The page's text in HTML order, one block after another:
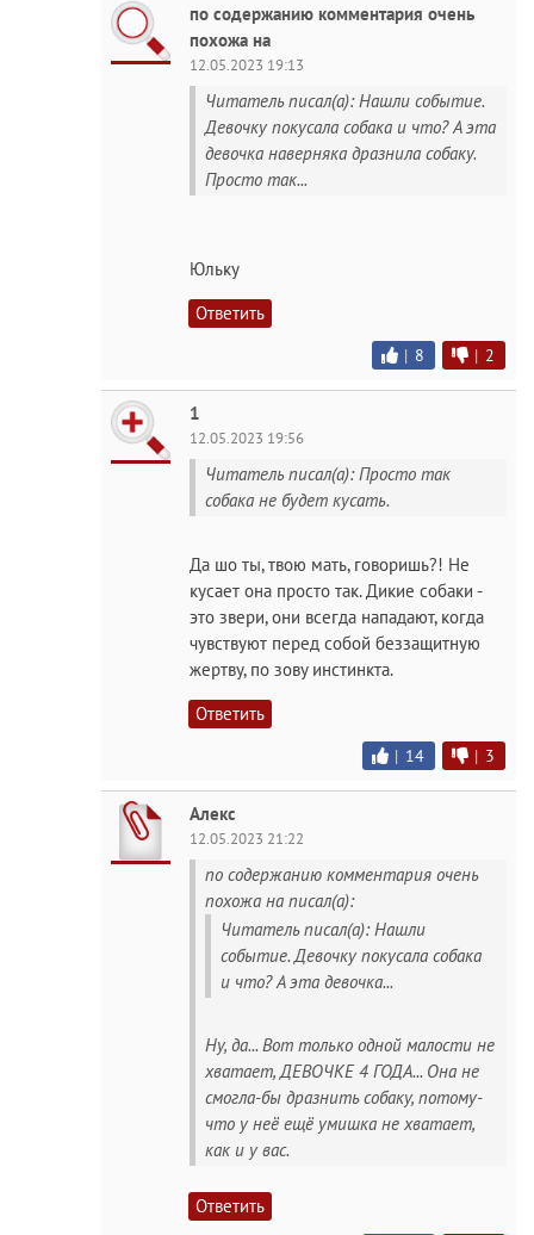
по содержанию комментария очень
похожа на
12.05.2023 19:13
Читатель писал(а): Нашли событие.
Девочку покусала собака и что? А эта
девочка наверняка дразнила собаку.
Просто так...
Юльку
Ответить
| 8 | 2
1
12.05.2023 19:56
Читатель писал(а): Просто так
собака не будет кусать.
Да шо ты, твою мать, говоришь?! Не
кусает она просто так. Дикие собаки -
это звери, они всегда нападают, когда
чувствуют перед собой беззащитную
жертву, по зову инстинкта.
Ответить
| 14 | 3
Алекс
12.05.2023 21:22
по содержанию комментария очень
похожа на писал(а):
Читатель писал(а): Нашли
событие. Девочку покусала собака
и что? А эта девочка...
Ну, да... Вот только одной малости не
хватает, ДЕВОЧКЕ 4 ГОДА... Она не
смогла-бы дразнить собаку, потому-
что у неё ещё умишка не хватает,
как и у вас.
Ответить